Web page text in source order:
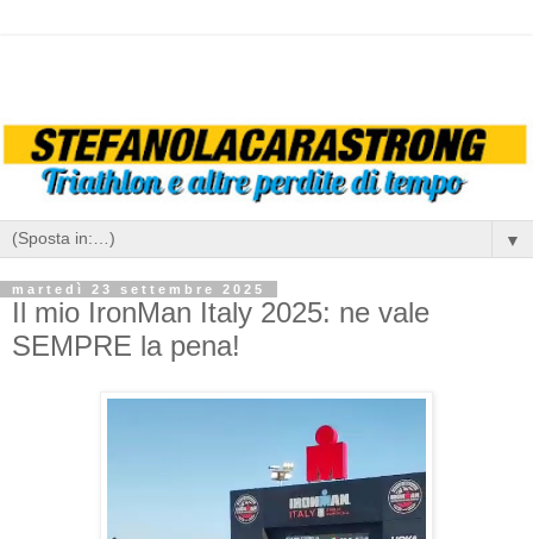
▼
martedì 23 settembre 2025
Il mio IronMan Italy 2025: ne vale
SEMPRE la pena!